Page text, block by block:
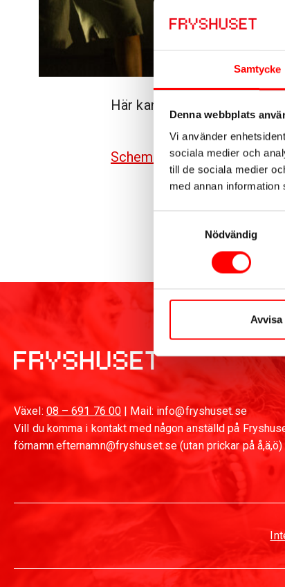
Samtycke
Denna webbplats
Vi använder
sociala medier och
till de sociala medier
med annan
Nödvändig
Avvisa
Här kan du se
Schema HT-26
Växel: 08 – 691 76 00 | Mail: info@fryshuset.se
Vill du komma i kontakt med någon anställd på
förnamn.efternamn@fryshuset.se (utan prickar på å,ä,ö)